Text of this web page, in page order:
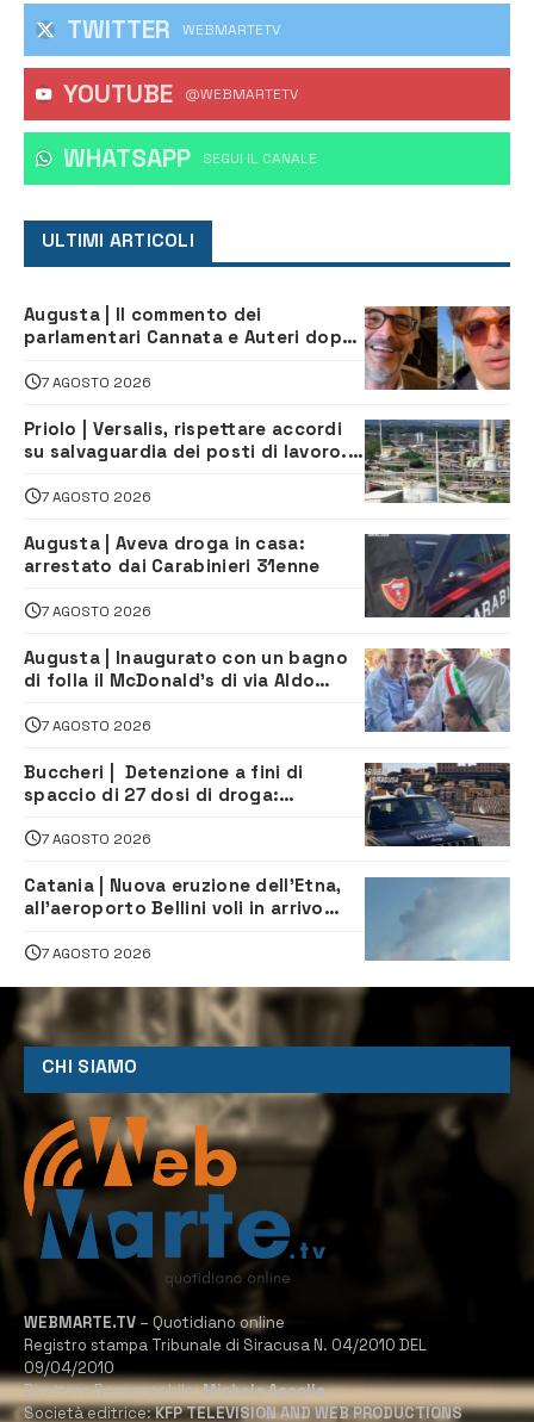
TWITTER WEBMARTETV
YOUTUBE @WEBMARTETV
WHATSAPP ‎SEGUI IL CANALE
ULTIMI ARTICOLI
Augusta | Il commento dei
parlamentari Cannata e Auteri dopo
depuratore
7 AGOSTO 2026
Priolo | Versalis, rispettare accordi
su salvaguardia dei posti di lavoro. Il
7 AGOSTO 2026
Augusta | Aveva droga in casa:
arrestato dai Carabinieri 31enne
7 AGOSTO 2026
Augusta | Inaugurato con un bagno
di folla il McDonald’s di via Aldo
7 AGOSTO 2026
Buccheri | Detenzione a fini di
spaccio di 27 dosi di droga:
7 AGOSTO 2026
Catania | Nuova eruzione dell’Etna,
all’aeroporto Bellini voli in arrivo
7 AGOSTO 2026
CHI SIAMO
WEBMARTE.TV – Quotidiano online
Registro stampa Tribunale di Siracusa N. 04/2010 DEL
09/04/2010
Direttore Responsabile:Michele Accolla
Società editrice:KFP TELEVISION AND WEB PRODUCTIONS